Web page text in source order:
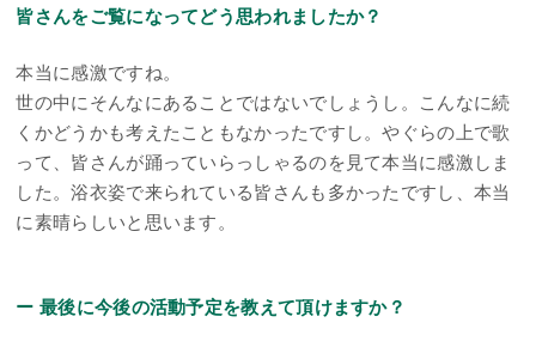
皆さんをご覧になってどう思われましたか？
本当に感激ですね。
世の中にそんなにあることではないでしょうし。こんなに続
くかどうかも考えたこともなかったですし。やぐらの上で歌
って、皆さんが踊っていらっしゃるのを見て本当に感激しま
した。浴衣姿で来られている皆さんも多かったですし、本当
に素晴らしいと思います。
ー 最後に今後の活動予定を教えて頂けますか？